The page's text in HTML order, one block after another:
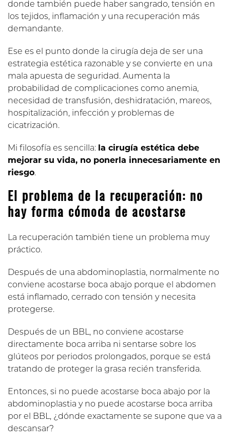
donde también puede haber sangrado, tensión en
los tejidos, inflamación y una recuperación más
demandante.
Ese es el punto donde la cirugía deja de ser una
estrategia estética razonable y se convierte en una
mala apuesta de seguridad. Aumenta la
probabilidad de complicaciones como anemia,
necesidad de transfusión, deshidratación, mareos,
hospitalización, infección y problemas de
cicatrización.
Mi filosofía es sencilla: la cirugía estética debe
mejorar su vida, no ponerla innecesariamente en
riesgo.
El problema de la recuperación: no
hay forma cómoda de acostarse
La recuperación también tiene un problema muy
práctico.
Después de una abdominoplastia, normalmente no
conviene acostarse boca abajo porque el abdomen
está inflamado, cerrado con tensión y necesita
protegerse.
Después de un BBL, no conviene acostarse
directamente boca arriba ni sentarse sobre los
glúteos por periodos prolongados, porque se está
tratando de proteger la grasa recién transferida.
Entonces, si no puede acostarse boca abajo por la
abdominoplastia y no puede acostarse boca arriba
por el BBL, ¿dónde exactamente se supone que va a
descansar?